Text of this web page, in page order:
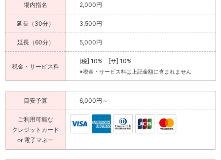
場内指名 2,000円
延長（30分） 3,500円
延長（60分） 5,000円
税金・サービス料
[税] 10% [サ] 10%
※税金・サービス料は上記金額に含まれません
目安予算 6,000円～
ご利用可能な
クレジットカード
or 電子マネー